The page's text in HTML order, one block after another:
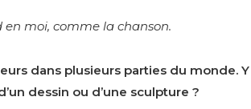
en moi, comme la chanson.
dans plusieurs parties du monde. Y
dessin ou d’une sculpture ?